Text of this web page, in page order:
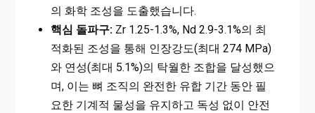
의 화학 조성을 도출했습니다.
핵심 돌파구:Zr 1.25-1.3%, Nd 2.9-3.1%의 최
적화된 조성을 통해 인장강도(최대 274 MPa)
와 연성(최대 5.1%)의 탁월한 조합을 달성했으
며, 이는 뼈 조직의 완전한 유합 기간 동안 필
요한 기계적 물성을 유지하고 독성 없이 안전